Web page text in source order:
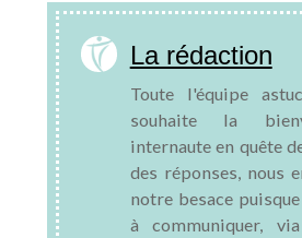
La rédaction
Toute l'équipe
souhaite la
internaute en quête
des réponses, nous
notre besace
à communiquer,